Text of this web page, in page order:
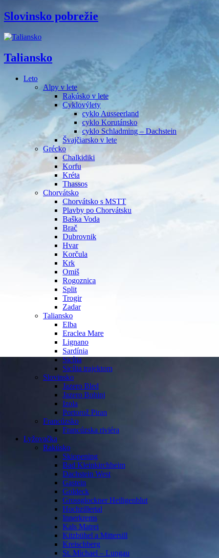
Slovinsko pobrežie
Taliansko
Leto
Alpy v lete
Rakúsko v lete
Cyklovýlety
cyklo Ausseerland
cyklo Korutánsko
cyklo Schladming – Dachstein
Švajčiarsko v lete
Grécko
Chalkidiki
Korfu
Kréta
Thassos
Chorvátsko
Chorvátsko s MSTT
Plavby po Chorvátsku
Baška Voda
Brač
Dubrovnik
Hvar
Korčula
Krk
Omiš
Rogoznica
Split
Trogir
Zadar
Taliansko
Elba
Eraclea Mare
Lignano
Sardínia
Sicília
Sicília trajektom
Slovinsko
Jazero Bled
Jazero Bohinj
Izola
Portorož Piran
Francúzsko
Francúzska riviéra
Lyžovačka
Rakúsko
Skiopening
Bad Kleinkirchheim
Dachstein West
Gastein
Goldeck
Grossglockner Heiligenblut
Hochzillertal
Innerkrems
Kals Matrei
Kitzbühel a Mittersill
Kreischberg
St. Michael – Lungau